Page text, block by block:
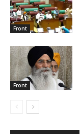
Front
Front